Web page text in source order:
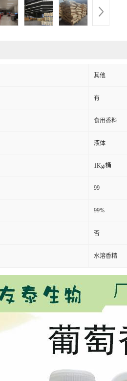
其他
有
食用香料
液体
1Kg/桶
99
99%
否
水溶香精